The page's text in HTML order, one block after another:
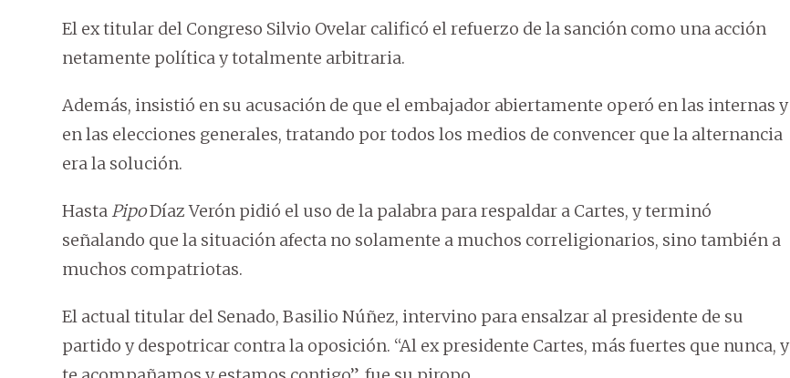
El ex titular del Congreso Silvio Ovelar calificó el refuerzo de la sanción como una acción
netamente política y totalmente arbitraria.
Además, insistió en su acusación de que el embajador abiertamente operó en las internas y
en las elecciones generales, tratando por todos los medios de convencer que la alternancia
era la solución.
HastaPipoDíaz Verón pidió el uso de la palabra para respaldar a Cartes, y terminó
señalando que la situación afecta no solamente a muchos correligionarios, sino también a
muchos compatriotas.
El actual titular del Senado, Basilio Núñez, intervino para ensalzar al presidente de su
partido y despotricar contra la oposición. “Al ex presidente Cartes, más fuertes que nunca, y